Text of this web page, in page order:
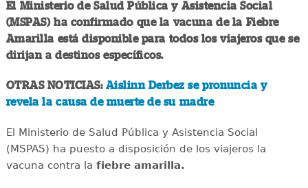
El Ministerio de Salud Pública y Asistencia Social
(MSPAS) ha confirmado que la vacuna de la Fiebre
Amarilla está disponible para todos los viajeros que se
dirijan a destinos específicos.
OTRAS NOTICIAS: Aislinn Derbez se pronuncia y
revela la causa de muerte de su madre
El Ministerio de Salud Pública y Asistencia Social
(MSPAS) ha puesto a disposición de los viajeros la
vacuna contra la fiebre amarilla.